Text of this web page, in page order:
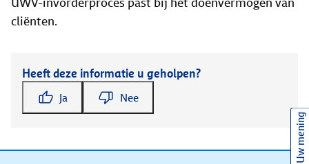
cliënten.
Heeft deze informatie u geholpen?
Ja Nee
Uw mening